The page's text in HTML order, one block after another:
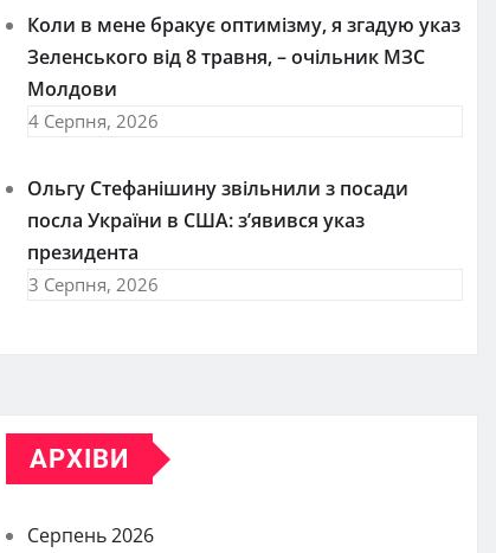
Коли в мене бракує оптимізму, я згадую указ
Зеленського від 8 травня, – очільник МЗС
Молдови
4 Серпня, 2026
Ольгу Стефанішину звільнили з посади
посла України в США: з’явився указ
президента
3 Серпня, 2026
АРХІВИ
Серпень 2026